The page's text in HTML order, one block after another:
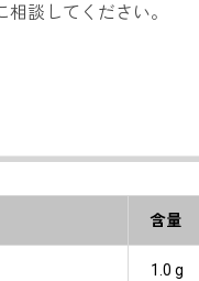
談してください。
含量
1.0 g